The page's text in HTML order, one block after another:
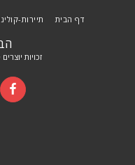
זכויות יוצרים © 2026 כל הזכויות
דף הבית תיירות-